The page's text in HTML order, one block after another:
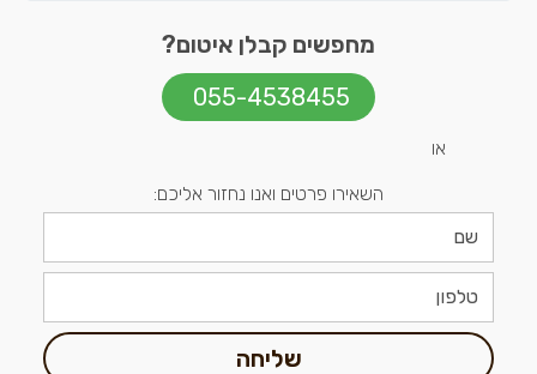
מחפשים קבלן איטום?
055-4538455
או
השאירו פרטים ואנו נחזור אליכם:
שליחה